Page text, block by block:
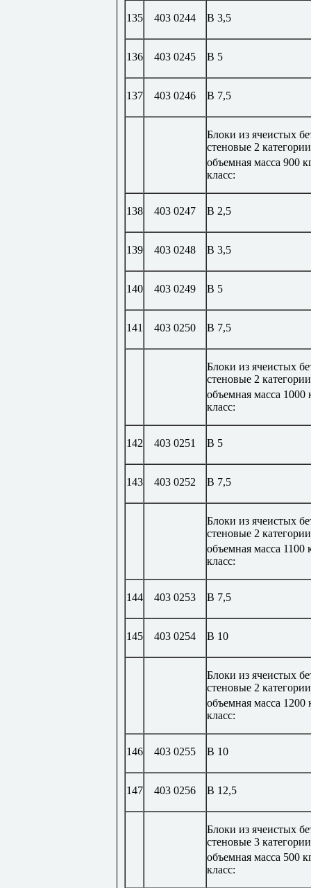
135 403 0244 В 3,5
136 403 0245 В 5
137 403 0246 В 7,5
Блоки из ячеистых
стеновые 2
объемная масса 900
класс:
138 403 0247 В 2,5
139 403 0248 В 3,5
140 403 0249 В 5
141 403 0250 В 7,5
Блоки из ячеистых
стеновые 2
объемная масса 1000
класс:
142 403 0251 В 5
143 403 0252 В 7,5
Блоки из ячеистых
стеновые 2
объемная масса 1100
класс:
144 403 0253 В 7,5
145 403 0254 В 10
Блоки из ячеистых
стеновые 2
объемная масса 1200
класс:
146 403 0255 В 10
147 403 0256 В 12,5
Блоки из ячеистых
стеновые 3
объемная масса 500
класс: